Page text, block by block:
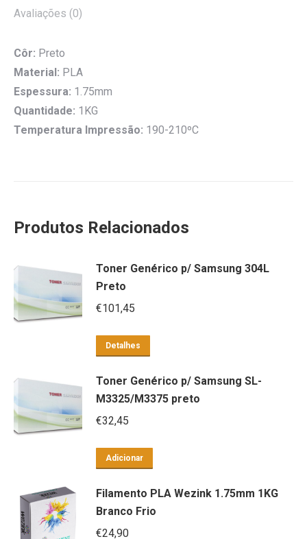
Avaliações (0)
Côr: Preto
Material: PLA
Espessura: 1.75mm
Quantidade: 1KG
Temperatura Impressão: 190-210ºC
Produtos Relacionados
Toner Genérico p/ Samsung 304L
Preto
€101,45
Detalhes
Toner Genérico p/ Samsung SL-
M3325/M3375 preto
€32,45
Adicionar
Filamento PLA Wezink 1.75mm 1KG
Branco Frio
€24,90